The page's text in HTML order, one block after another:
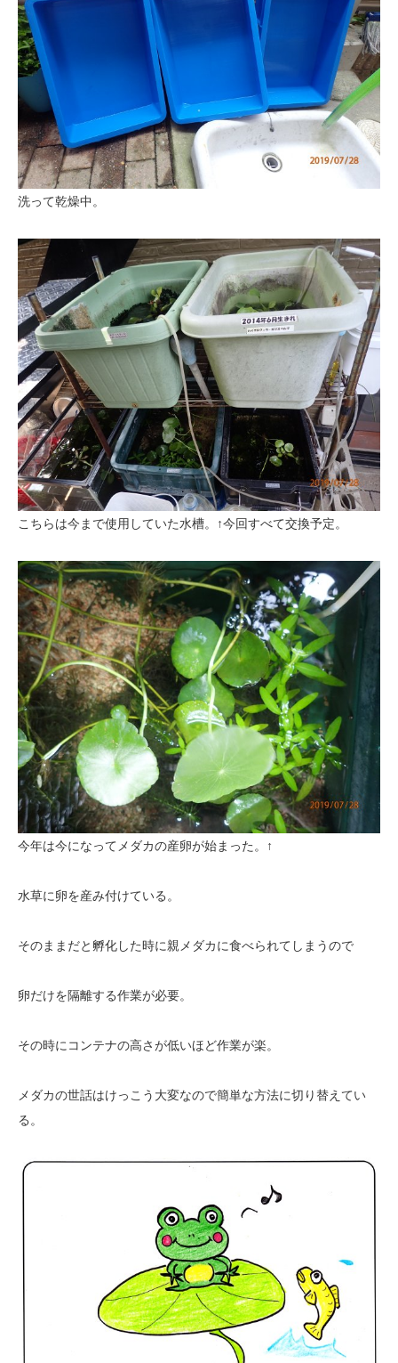
洗って乾燥中。
こちらは今まで使用していた水槽。↑今回すべて交換予定。
今年は今になってメダカの産卵が始まった。↑
水草に卵を産み付けている。
そのままだと孵化した時に親メダカに食べられてしまうので
卵だけを隔離する作業が必要。
その時にコンテナの高さが低いほど作業が楽。
メダカの世話はけっこう大変なので簡単な方法に切り替えてい
る。